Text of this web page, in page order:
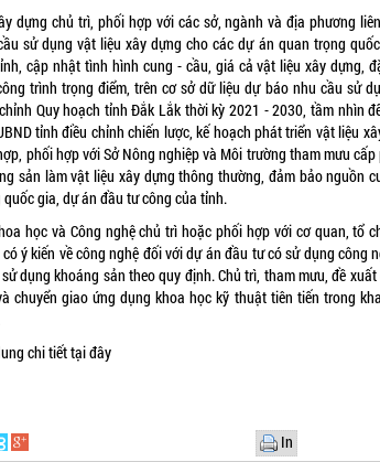
dựng chủ trì, phối hợp với các sở, ngành và địa phương
sử dụng vật liệu xây dựng cho các dự án quan trọng
cập nhật tình hình cung - cầu, giá cả vật liệu xây dựng,
trình trọng điểm, trên cơ sở dữ liệu dự báo nhu cầu sử
Quy hoạch tỉnh Đắk Lắk thời kỳ 2021 - 2030, tầm nhìn
tỉnh điều chỉnh chiến lược, kế hoạch phát triển vật liệu
phối hợp với Sở Nông nghiệp và Môi trường tham mưu
sản làm vật liệu xây dựng thông thường, đảm bảo nguồn
quốc gia, dự án đầu tư công của tỉnh.
học và Công nghệ chủ trì hoặc phối hợp với cơ quan, tổ
ý kiến về công nghệ đối với dự án đầu tư có sử dụng công
dụng khoáng sản theo quy định. Chủ trì, tham mưu, đề
chuyển giao ứng dụng khoa học kỹ thuật tiên tiến trong
chi tiếttại đây
In